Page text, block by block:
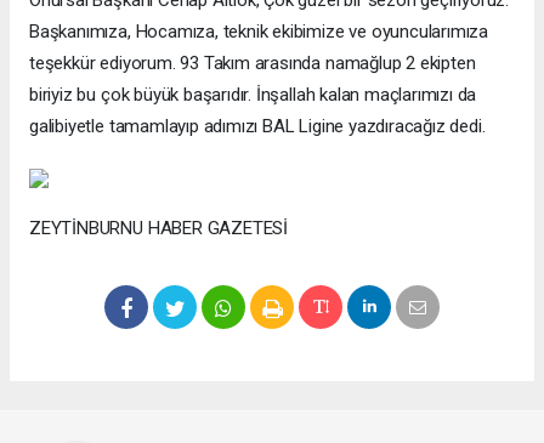
Başkanımıza, Hocamıza, teknik ekibimize ve oyuncularımıza
teşekkür ediyorum. 93 Takım arasında namağlup 2 ekipten
biriyiz bu çok büyük başarıdır. İnşallah kalan maçlarımızı da
galibiyetle tamamlayıp adımızı BAL Ligine yazdıracağız dedi.
ZEYTİNBURNU HABER GAZETESİ